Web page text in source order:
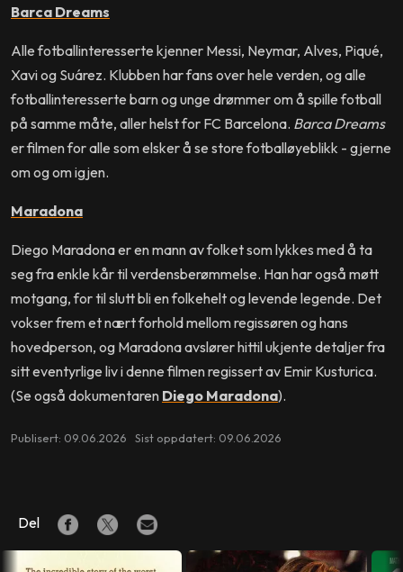
Barca Dreams
Alle fotballinteresserte kjenner Messi, Neymar, Alves, Piqué,
Xavi og Suárez. Klubben har fans over hele verden, og alle
fotballinteresserte barn og unge drømmer om å spille fotball
på samme måte, aller helst for FC Barcelona. Barca Dreams
er filmen for alle som elsker å se store fotballøyeblikk - gjerne
om og om igjen.
Maradona
Diego Maradona er en mann av folket som lykkes med å ta
seg fra enkle kår til verdensberømmelse. Han har også møtt
motgang, for til slutt bli en folkehelt og levende legende. Det
vokser frem et nært forhold mellom regissøren og hans
hovedperson, og Maradona avslører hittil ukjente detaljer fra
sitt eventyrlige liv i denne filmen regissert av Emir Kusturica.
(Se også dokumentaren Diego Maradona).
Publisert: 09.06.2026 Sist oppdatert: 09.06.2026
Del